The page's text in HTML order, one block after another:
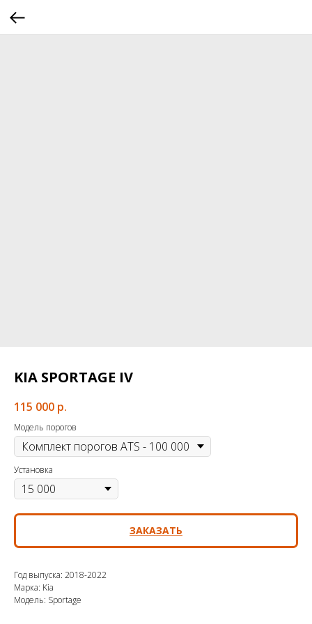
KIA SPORTAGE IV
115 000 р.
Модель порогов
Установка
ЗАКАЗАТЬ
Год выпуска: 2018-2022
Марка: Kia
Модель: Sportage